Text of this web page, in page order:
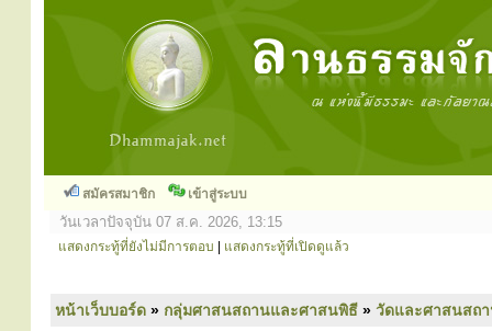
สมัครสมาชิก เข้าสู่ระบบ
วันเวลาปัจจุบัน 07 ส.ค. 2026, 13:15
แสดงกระทู้ที่ยังไม่มีการตอบ แสดงกระทู้ที่เปิดดูแล้ว
หน้าเว็บบอร์ด » กลุ่มศาสนสถานและศาสนพิธี » วัดและศาสนสถ